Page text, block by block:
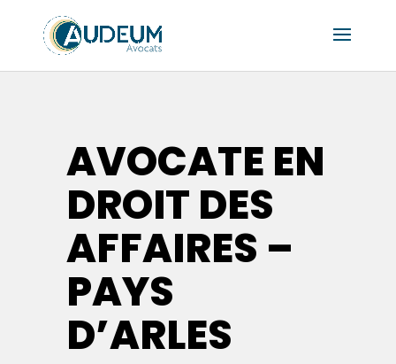
AVOCATE EN
DROIT DES
AFFAIRES –
PAYS
D’ARLES